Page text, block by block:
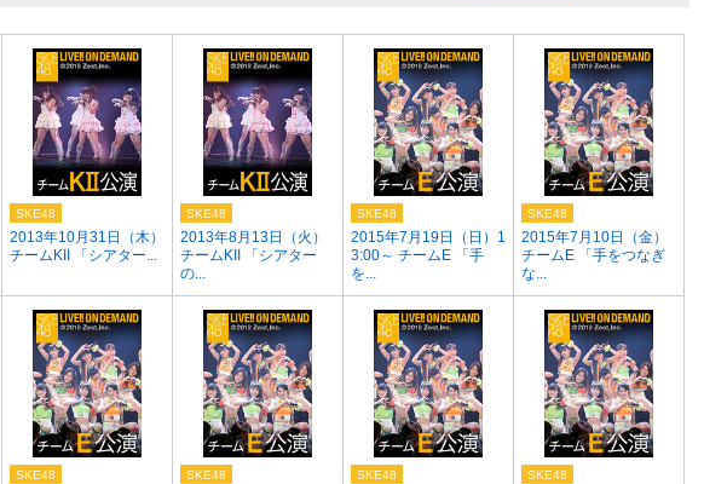
2013年10月31日（木）
チームKII 「シアター...
SKE48
2013年8月13日（火）
チームKII 「シアター
の...
SKE48
2015年7月19日（日）1
3:00～ チームE 「手
を...
SKE48
2015年7月10日（金）
チームE 「手をつなぎ
な...
SKE48
SKE48 SKE48 SKE48 SKE48